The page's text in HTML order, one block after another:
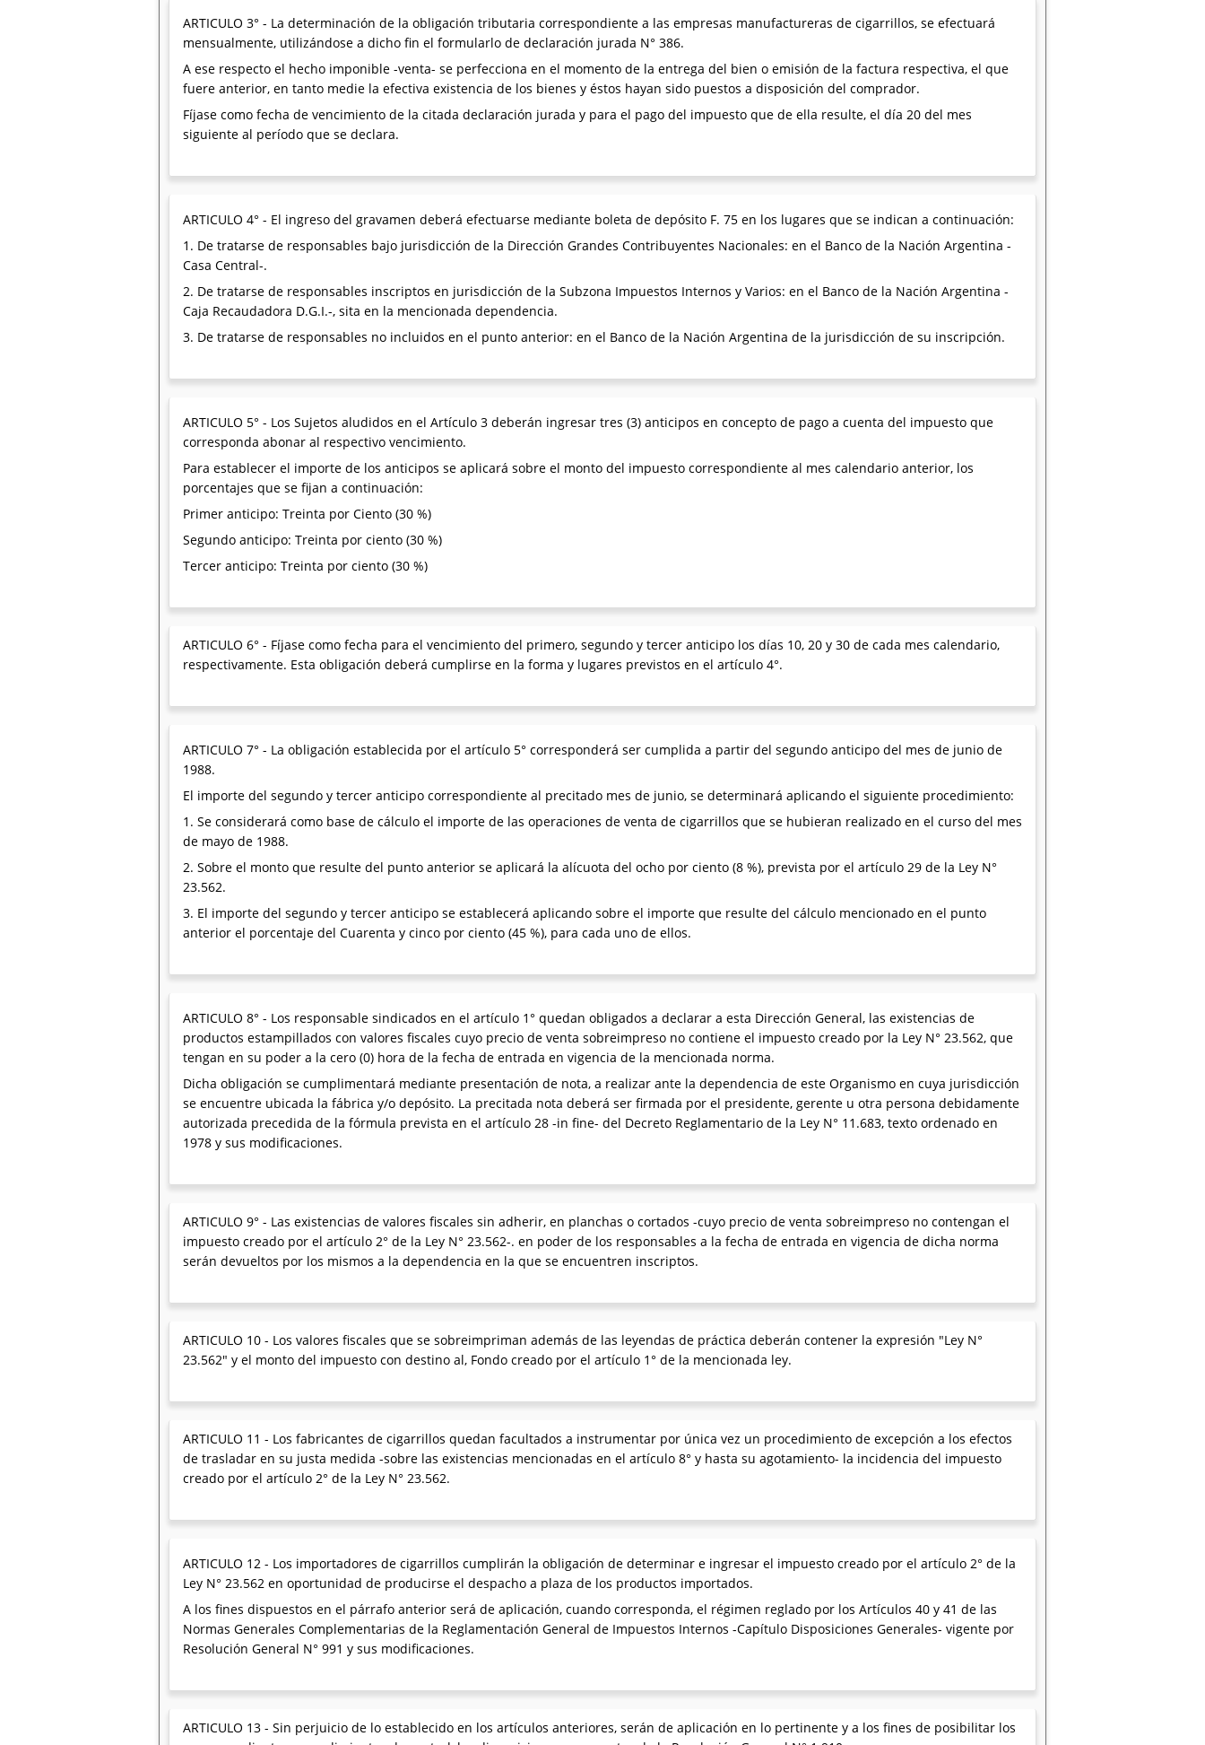
ARTICULO 3° - La determinación de la obligación tributaria correspondiente a las empresas manufactureras de cigarrillos, se efectuará
mensualmente, utilizándose a dicho fin el formularlo de declaración jurada N° 386.
A ese respecto el hecho imponible -venta- se perfecciona en el momento de la entrega del bien o emisión de la factura respectiva, el que
fuere anterior, en tanto medie la efectiva existencia de los bienes y éstos hayan sido puestos a disposición del comprador.
Fíjase como fecha de vencimiento de la citada declaración jurada y para el pago del impuesto que de ella resulte, el día 20 del mes
siguiente al período que se declara.
ARTICULO 4° - El ingreso del gravamen deberá efectuarse mediante boleta de depósito F. 75 en los lugares que se indican a continuación:
1. De tratarse de responsables bajo jurisdicción de la Dirección Grandes Contribuyentes Nacionales: en el Banco de la Nación Argentina -
Casa Central-.
2. De tratarse de responsables inscriptos en jurisdicción de la Subzona Impuestos Internos y Varios: en el Banco de la Nación Argentina -
Caja Recaudadora D.G.I.-, sita en la mencionada dependencia.
3. De tratarse de responsables no incluidos en el punto anterior: en el Banco de la Nación Argentina de la jurisdicción de su inscripción.
ARTICULO 5° - Los Sujetos aludidos en el Artículo 3 deberán ingresar tres (3) anticipos en concepto de pago a cuenta del impuesto que
corresponda abonar al respectivo vencimiento.
Para establecer el importe de los anticipos se aplicará sobre el monto del impuesto correspondiente al mes calendario anterior, los
porcentajes que se fijan a continuación:
Primer anticipo: Treinta por Ciento (30 %)
Segundo anticipo: Treinta por ciento (30 %)
Tercer anticipo: Treinta por ciento (30 %)
ARTICULO 6° - Fíjase como fecha para el vencimiento del primero, segundo y tercer anticipo los días 10, 20 y 30 de cada mes calendario,
respectivamente. Esta obligación deberá cumplirse en la forma y lugares previstos en el artículo 4°.
ARTICULO 7° - La obligación establecida por el artículo 5° corresponderá ser cumplida a partir del segundo anticipo del mes de junio de
1988.
El importe del segundo y tercer anticipo correspondiente al precitado mes de junio, se determinará aplicando el siguiente procedimiento:
1. Se considerará como base de cálculo el importe de las operaciones de venta de cigarrillos que se hubieran realizado en el curso del mes
de mayo de 1988.
2. Sobre el monto que resulte del punto anterior se aplicará la alícuota del ocho por ciento (8 %), prevista por el artículo 29 de la Ley N°
23.562.
3. El importe del segundo y tercer anticipo se establecerá aplicando sobre el importe que resulte del cálculo mencionado en el punto
anterior el porcentaje del Cuarenta y cinco por ciento (45 %), para cada uno de ellos.
ARTICULO 8° - Los responsable sindicados en el artículo 1° quedan obligados a declarar a esta Dirección General, las existencias de
productos estampillados con valores fiscales cuyo precio de venta sobreimpreso no contiene el impuesto creado por la Ley N° 23.562, que
tengan en su poder a la cero (0) hora de la fecha de entrada en vigencia de la mencionada norma.
Dicha obligación se cumplimentará mediante presentación de nota, a realizar ante la dependencia de este Organismo en cuya jurisdicción
se encuentre ubicada la fábrica y/o depósito. La precitada nota deberá ser firmada por el presidente, gerente u otra persona debidamente
autorizada precedida de la fórmula prevista en el artículo 28 -in fine- del Decreto Reglamentario de la Ley N° 11.683, texto ordenado en
1978 y sus modificaciones.
ARTICULO 9° - Las existencias de valores fiscales sin adherir, en planchas o cortados -cuyo precio de venta sobreimpreso no contengan el
impuesto creado por el artículo 2° de la Ley N° 23.562-. en poder de los responsables a la fecha de entrada en vigencia de dicha norma
serán devueltos por los mismos a la dependencia en la que se encuentren inscriptos.
ARTICULO 10 - Los valores fiscales que se sobreimpriman además de las leyendas de práctica deberán contener la expresión "Ley N°
23.562" y el monto del impuesto con destino al, Fondo creado por el artículo 1° de la mencionada ley.
ARTICULO 11 - Los fabricantes de cigarrillos quedan facultados a instrumentar por única vez un procedimiento de excepción a los efectos
de trasladar en su justa medida -sobre las existencias mencionadas en el artículo 8° y hasta su agotamiento- la incidencia del impuesto
creado por el artículo 2° de la Ley N° 23.562.
ARTICULO 12 - Los importadores de cigarrillos cumplirán la obligación de determinar e ingresar el impuesto creado por el artículo 2° de la
Ley N° 23.562 en oportunidad de producirse el despacho a plaza de los productos importados.
A los fines dispuestos en el párrafo anterior será de aplicación, cuando corresponda, el régimen reglado por los Artículos 40 y 41 de las
Normas Generales Complementarias de la Reglamentación General de Impuestos Internos -Capítulo Disposiciones Generales- vigente por
Resolución General N° 991 y sus modificaciones.
ARTICULO 13 - Sin perjuicio de lo establecido en los artículos anteriores, serán de aplicación en lo pertinente y a los fines de posibilitar los